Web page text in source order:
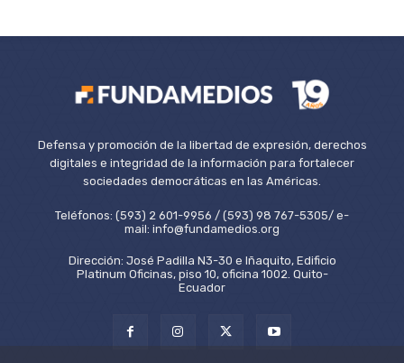
Defensa y promoción de la libertad de expresión, derechos
digitales e integridad de la información para fortalecer
sociedades democráticas en las Américas.
Teléfonos: (593) 2 601-9956 / (593) 98 767-5305/ e-
mail: info@fundamedios.org
Dirección: José Padilla N3-30 e Iñaquito, Edificio
Platinum Oficinas, piso 10, oficina 1002. Quito-
Ecuador